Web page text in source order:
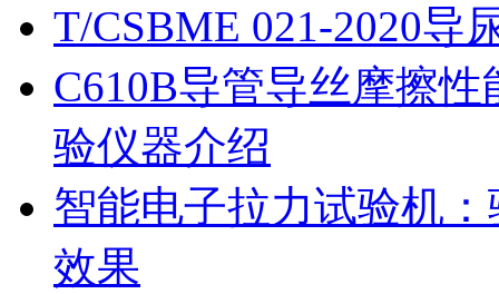
T/CSBME 021-2020导
C610B导管导丝摩擦
验仪器介绍
智能电子拉力试验机
效果